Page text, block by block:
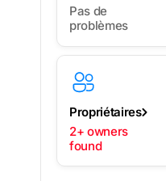
Pas de
problèmes
Propriétaires
2+ owners
found